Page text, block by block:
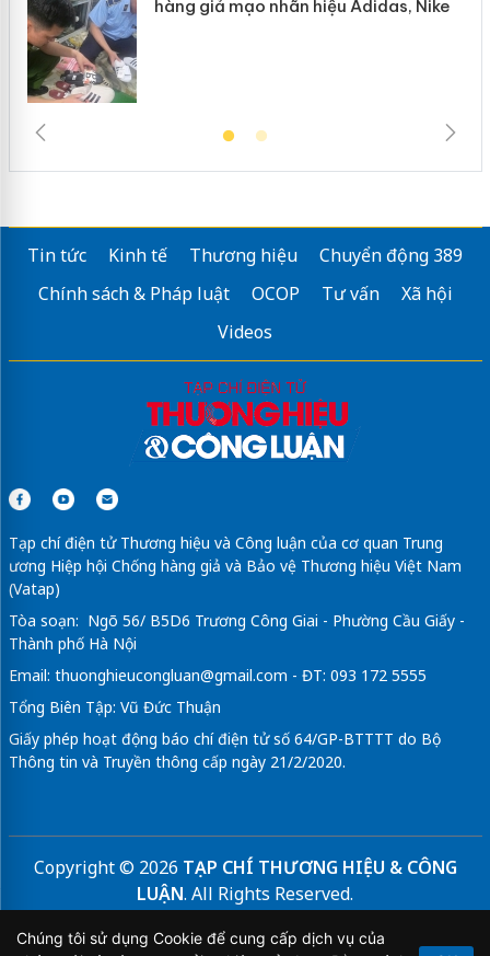
hàng giả mạo nhãn hiệu Adidas, Nike
Tin tức Kinh tế Thương hiệu
Chuyển động 389
Chính sách & Pháp luật
OCOP Tư vấn
Xã hội
Videos
Tạp chí điện tử Thương hiệu và Công luận của cơ quan Trung
ương Hiệp hội Chống hàng giả và Bảo vệ Thương hiệu Việt Nam
(Vatap)
Tòa soạn: Ngõ 56/ B5D6 Trương Công Giai - Phường Cầu Giấy -
Thành phố Hà Nội
Email: thuonghieucongluan@gmail.com - ĐT: 093 172 5555
Tổng Biên Tập: Vũ Đức Thuận
Giấy phép hoạt động báo chí điện tử số 64/GP-BTTTT do Bộ
Thông tin và Truyền thông cấp ngày 21/2/2020.
Copyright © 2026 TẠP CHÍ THƯƠNG HIỆU & CÔNG
LUẬN. All Rights Reserved.
Bản quyền thuộc Tạp chí Thương hiệu và Công luận. Cấm
Chúng tôi sử dụng Cookie để cung cấp dịch vụ của